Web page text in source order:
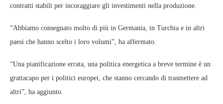
contratti stabili per incoraggiare gli investimenti nella produzione.
“Abbiamo consegnato molto di più in Germania, in Turchia e in altri
paesi che hanno scelto i loro volumi”, ha affermato.
“Una pianificazione errata, una politica energetica a breve termine è un
grattacapo per i politici europei, che stanno cercando di trasmettere ad
altri”, ha aggiunto.